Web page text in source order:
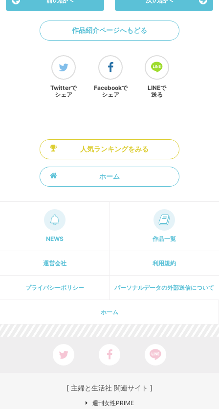
作品紹介ページへもどる
Twitterで
シェア
Facebookで
シェア
LINEで
送る
人気ランキングをみる
ホーム
NEWS 作品一覧
運営会社 利用規約
プライパシーポリシー パーソナルデータの外部送信について
ホーム
[ 主婦と生活社 関連サイト ]
週刊女性PRIME